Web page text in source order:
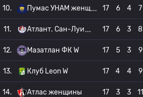
10. Пумас УНАМ женщ 17 6 4 7
11. Атлант. Сан-Луи 17 6 3 8
12. Мазатлан ФК W 17 5 3 9
13. Клуб Leon W 17 4 4 9
14. Атлас женщины 17 3 3 11